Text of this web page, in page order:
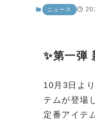
ニュース
✨第一弾
10月3日よ
テムが登場
定番アイテ